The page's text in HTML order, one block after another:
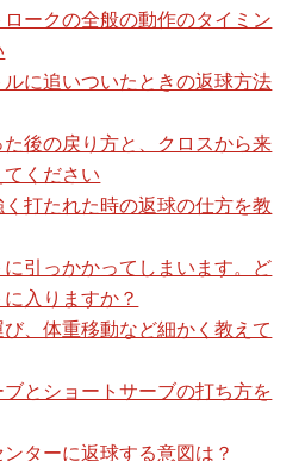
ークの全般の動作のタイミン
に追いついたときの返球方法
後の戻り方と、クロスから来
ください
打たれた時の返球の仕方を教
引っかかってしまいます。ど
入りますか？
、体重移動など細かく教えて
とショートサーブの打ち方を
ターに返球する意図は？